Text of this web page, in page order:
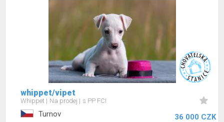
whippet/vipet
Whippet Na prodej s PP FCI
Turnov 36 000 CZK